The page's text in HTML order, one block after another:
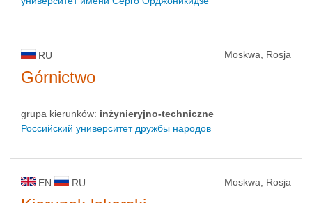
RU Moskwa, Rosja
Górnictwo
grupa kierunków: inżynieryjno-techniczne
Российский университет дружбы народов
EN RU Moskwa, Rosja